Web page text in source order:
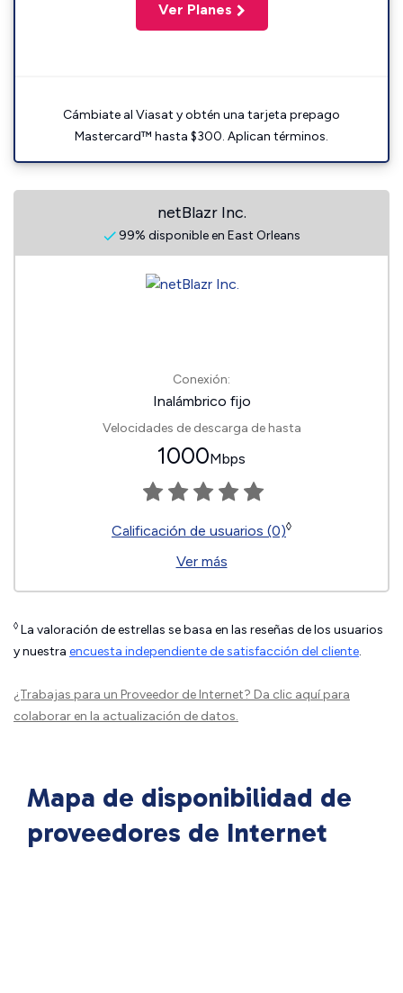
Ver Planes
Cámbiate al Viasat y obtén una tarjeta prepago
Mastercard™ hasta $300. Aplican términos.
netBlazr Inc.
99% disponible en East Orleans
Conexión:
Inalámbrico fijo
Velocidades de descarga de hasta
1000Mbps
Calificación de usuarios (0)◊
Ver más
◊ La valoración de estrellas se basa en las reseñas de los usuarios
y nuestra encuesta independiente de satisfacción del cliente.
¿Trabajas para un Proveedor de Internet? Da clic aquípara
colaborar en la actualización de datos.
Mapa de disponibilidad de
proveedores de Internet